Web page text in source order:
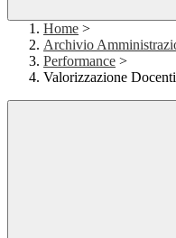
Home >
Archivio
Performance >
Valorizzazione